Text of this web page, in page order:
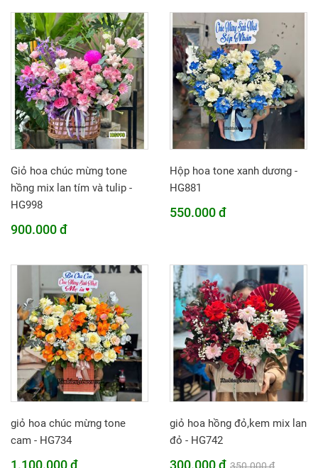
Giỏ hoa chúc mừng tone
hồng mix lan tím và tulip -
HG998
900.000 đ
Hộp hoa tone xanh dương -
HG881
550.000 đ
giỏ hoa chúc mừng tone
cam - HG734
1.100.000 đ
giỏ hoa hồng đỏ,kem mix lan
đỏ - HG742
300.000 đ